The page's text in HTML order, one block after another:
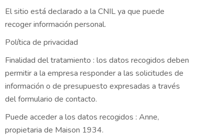
El sitio está declarado a la CNIL ya que puede
recoger información personal.
Política de privacidad
Finalidad del tratamiento : los datos recogidos deben
permitir a la empresa responder a las solicitudes de
información o de presupuesto expresadas a través
del formulario de contacto.
Puede acceder a los datos recogidos : Anne,
propietaria de Maison 1934.